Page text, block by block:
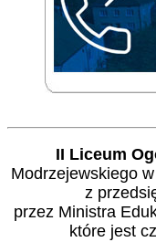
II Liceum
Modrzejewskiego
z
przez Ministra
które jest